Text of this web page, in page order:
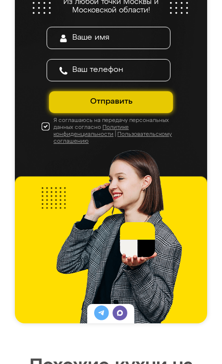
Из любой точки Москвы и
Московской области!
Отправить
Я соглашаюсь на передачу персональных
данных согласно Политике
конфиденциальности
Пользовательскому
соглашению